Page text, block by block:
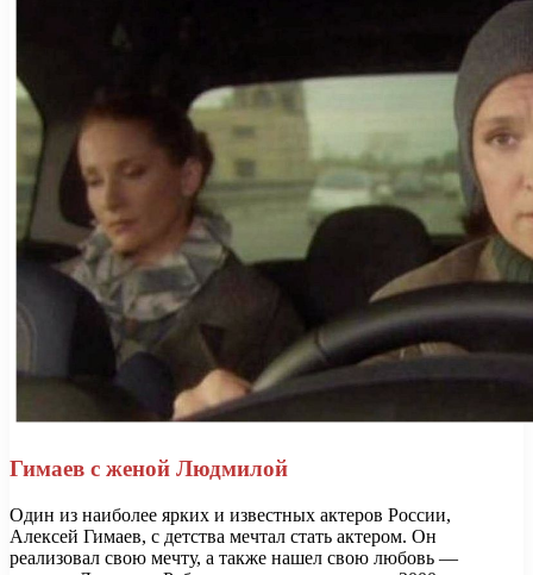
Гимаев с женой Людмилой
Один из наиболее ярких и известных актеров России,
Алексей Гимаев, с детства мечтал стать актером. Он
реализовал свою мечту, а также нашел свою любовь —